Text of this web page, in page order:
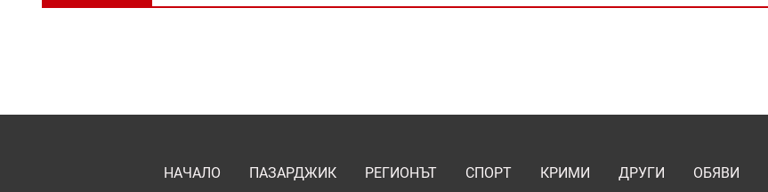
НАЧАЛО ПАЗАРДЖИК РЕГИОНЪТ СПОРТ КРИМИ ДРУГИ ОБЯВИ